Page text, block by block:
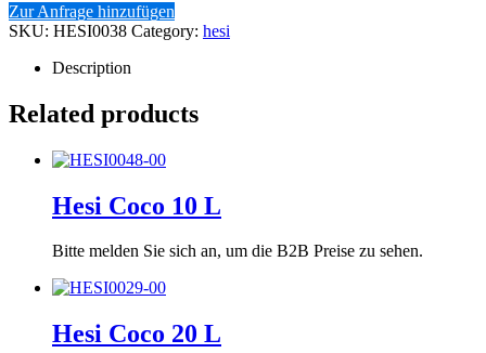
Zur Anfrage hinzufügen
SKU: HESI0038 Category: hesi
Description
Related products
Hesi Coco 10 L
Bitte melden Sie sich an, um die B2B Preise zu sehen.
Hesi Coco 20 L